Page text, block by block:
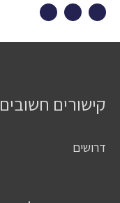
קישורים חשובים
דרושים